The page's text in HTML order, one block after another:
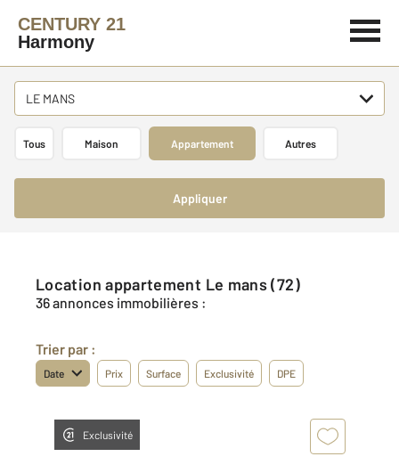
CENTURY 21
Harmony
LE MANS
Tous Maison Appartement Autres
Appliquer
Location appartement Le mans (72)
36 annonces immobilières :
Trier par :
Date Prix Surface Exclusivité DPE
Exclusivité